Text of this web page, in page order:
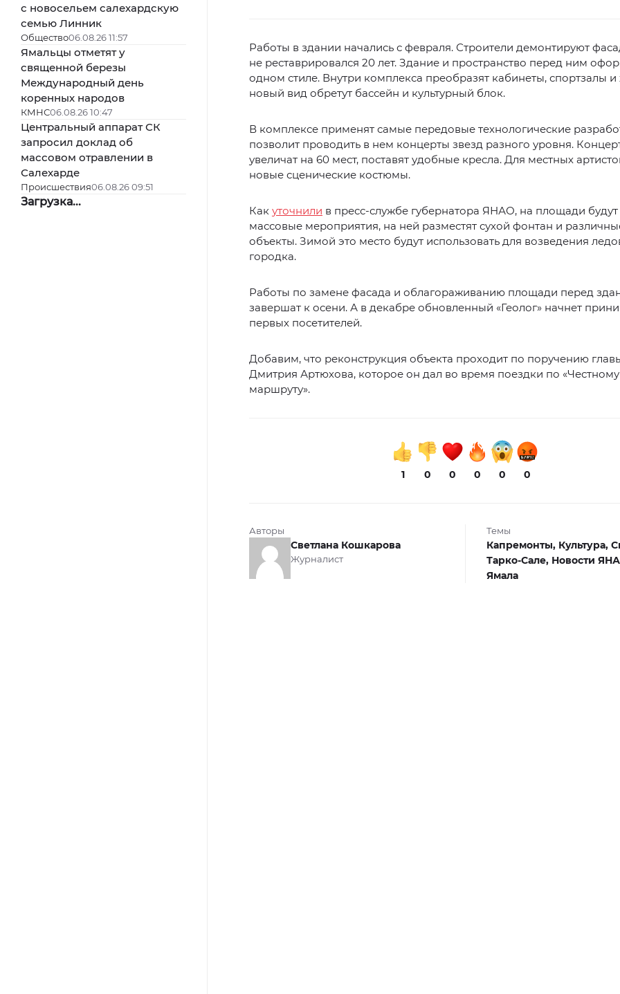
с новосельем салехардскую
семью Линник
Общество06.08.26 11:57
Ямальцы отметят у
священной березы
Международный день
коренных народов
КМНС06.08.26 10:47
Центральный аппарат СК
запросил доклад об
массовом отравлении в
Салехарде
Происшествия06.08.26 09:51
Загрузка...
Работы в здании начались с февраля. Строители демонтируют
не реставрировался 20 лет. Здание и пространство перед ним
одном стиле. Внутри комплекса преобразят кабинеты, спортзалы и
новый вид обретут бассейн и культурный блок.
В комплексе применят самые передовые технологические
позволит проводить в нем концерты звезд разного уровня.
увеличат на 60 мест, поставят удобные кресла. Для местных
новые сценические костюмы.
Как уточнили в пресс-службе губернатора ЯНАО, на площади
массовые мероприятия, на ней разместят сухой фонтан и
объекты. Зимой это место будут использовать для возведения
городка.
Работы по замене фасада и облагораживанию площади перед
завершат к осени. А в декабре обновленный «Геолог» начнет
первых посетителей.
Добавим, что реконструкция объекта проходит по поручению
Дмитрия Артюхова, которое он дал во время поездки по «Честному
маршруту».
1 0 0 0 0 0
Авторы
Светлана Кошкарова
Журналист
Темы
Капремонты, Культура,
Тарко-Сале, Новости
Ямала